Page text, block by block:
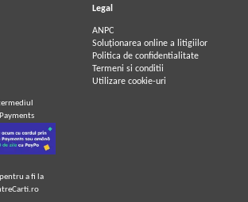
Legal
ANPC
Soluționarea online a litigiilor
Politica de confidentialitate
Termeni si conditii
Utilizare cookie-uri
a fi la